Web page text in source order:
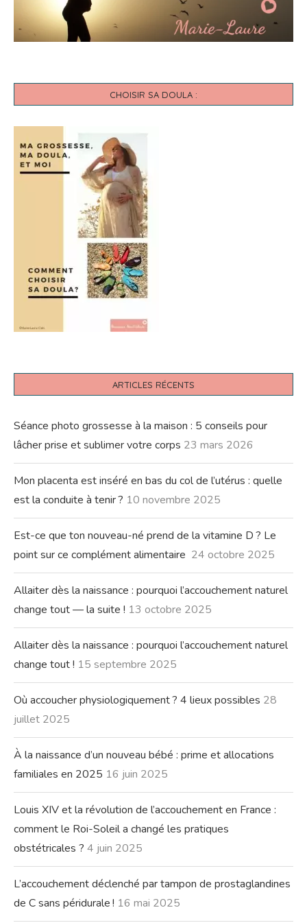
CHOISIR SA DOULA :
ARTICLES RÉCENTS
Séance photo grossesse à la maison : 5 conseils pour
lâcher prise et sublimer votre corps 23 mars 2026
Mon placenta est inséré en bas du col de l’utérus : quelle
est la conduite à tenir ? 10 novembre 2025
Est-ce que ton nouveau-né prend de la vitamine D ? Le
point sur ce complément alimentaire 24 octobre 2025
Allaiter dès la naissance : pourquoi l’accouchement naturel
change tout — la suite ! 13 octobre 2025
Allaiter dès la naissance : pourquoi l’accouchement naturel
change tout ! 15 septembre 2025
Où accoucher physiologiquement ? 4 lieux possibles 28
juillet 2025
À la naissance d’un nouveau bébé : prime et allocations
familiales en 2025 16 juin 2025
Louis XIV et la révolution de l’accouchement en France :
comment le Roi-Soleil a changé les pratiques
obstétricales ? 4 juin 2025
L’accouchement déclenché par tampon de prostaglandines
de C sans péridurale ! 16 mai 2025